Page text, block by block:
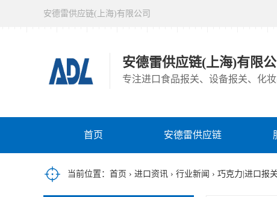
安德雷供应链(上海)有限公司
安德雷供应链(上海)有限公
专注进口食品报关、设备报关、化
首页 安德雷供应链
当前位置： 首页 › 进口资讯 › 行业新闻 › 巧克力|进口报